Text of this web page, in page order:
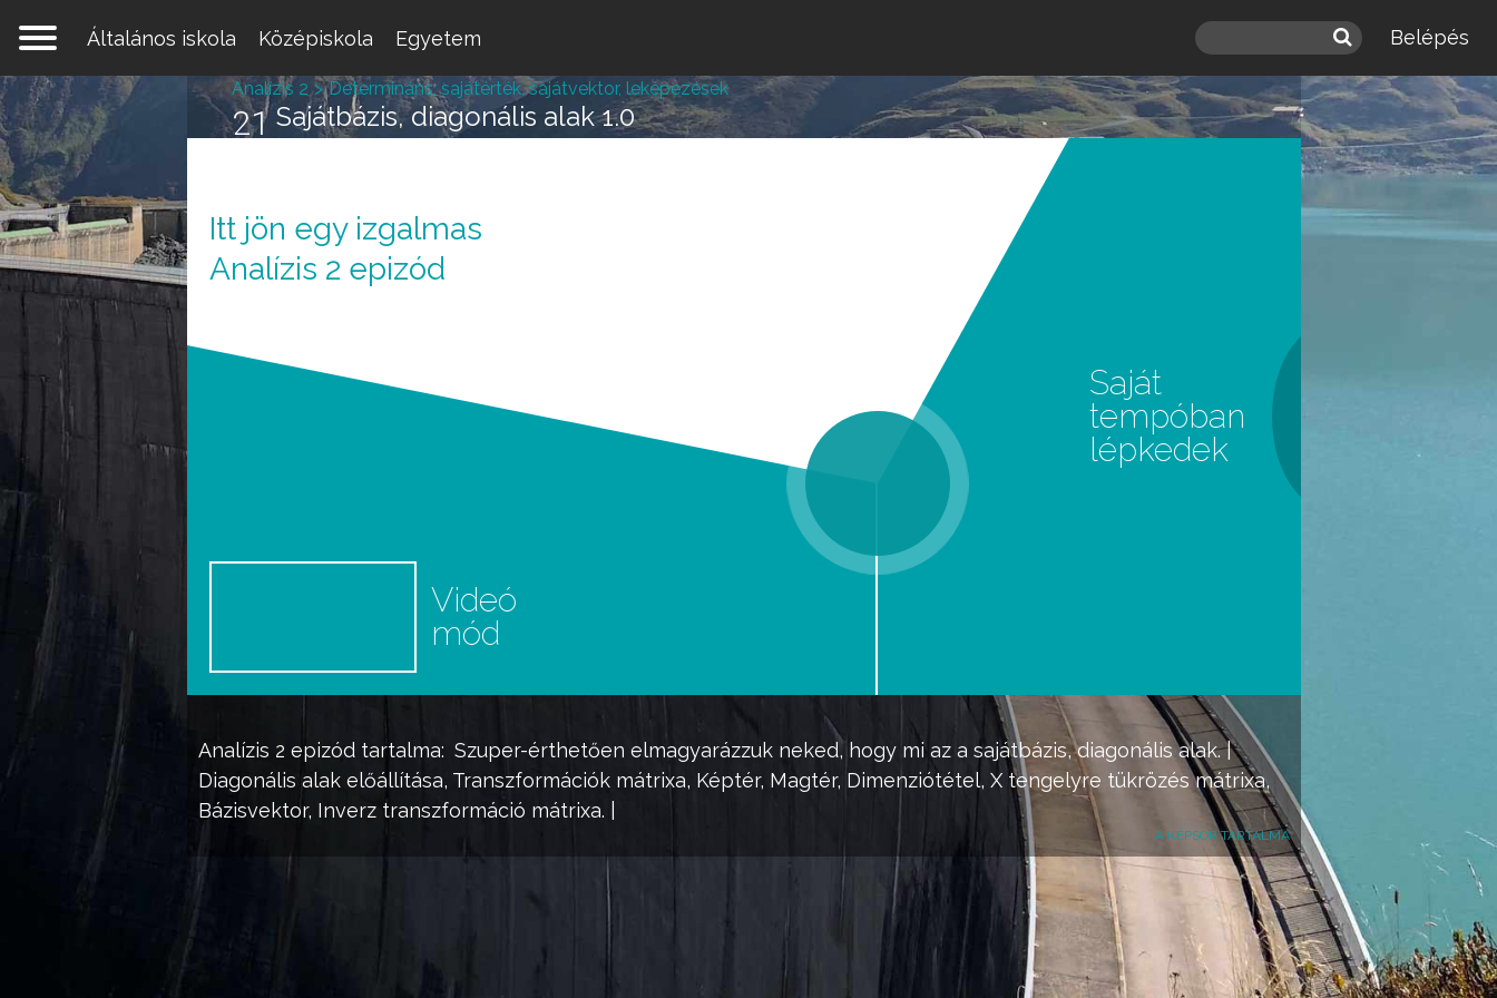
Általános iskola
Középiskola Egyetem Belépés
Analízis 2 epizód tartalma: Szuper-érthetően elmagyarázzuk neked, hogy mi az a sajátbázis, diagonális alak. |
Diagonális alak előállítása, Transzformációk mátrixa, Képtér, Magtér, Dimenziótétel, X tengelyre tükrözés mátrixa,
Bázisvektor, Inverz transzformáció mátrixa. |
A KÉPSOR TARTALMA
Analízis 2 Determináns, sajátérték, sajátvektor, leképezések
Sajátbázis, diagonális alak 1.0
21
Itt jön egy izgalmas
Analízis 2 epizód
Videó
mód
Saját
tempóban
lépkedek
Egy lépésre vagy attól, hogy a
matek melléd álljon és ne eléd.
REGISZTRÁLOK/BELÉPEK